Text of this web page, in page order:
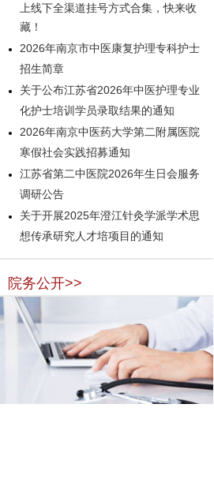
上线下全渠道挂号方式合集，快来收
藏！
2026年南京市中医康复护理专科护士
招生简章
关于公布江苏省2026年中医护理专业
化护士培训学员录取结果的通知
2026年南京中医药大学第二附属医院
寒假社会实践招募通知
江苏省第二中医院2026年生日会服务
调研公告
关于开展2025年澄江针灸学派学术思
想传承研究人才培项目的通知
院务公开>>